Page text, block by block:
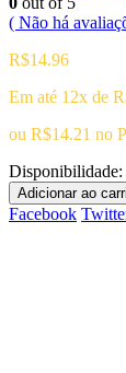
( Não há
R$14.96
Em até 12x de
ou R$14.21 no
Disponibilidade:
Adicionar ao
Facebook